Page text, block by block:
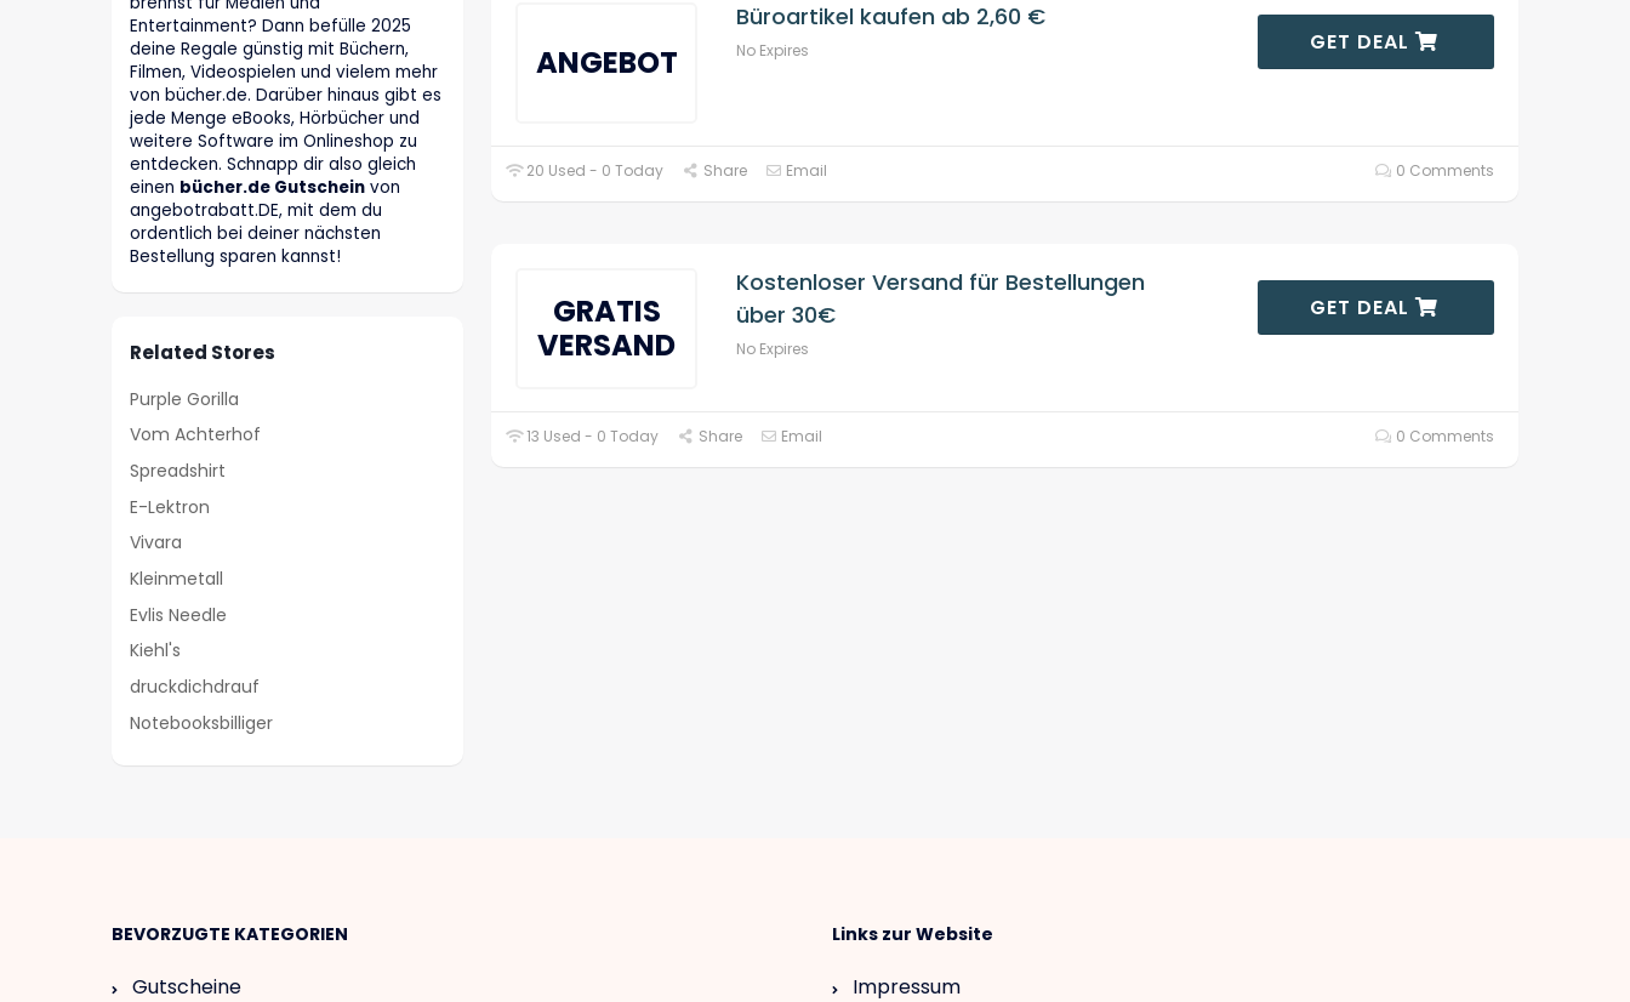
ANGEBOT
Büroartikel kaufen ab 2,60 €
No Expires GET DEAL
20 Used - 0 Today Share Email 0 Comments
GRATIS
VERSAND
Kostenloser Versand für Bestellungen
über 30€
No Expires
GET DEAL
13 Used - 0 Today Share Email 0 Comments
Entertainment? Dann befülle 2025
deine Regale günstig mit Büchern,
Filmen, Videospielen und vielem mehr
von bücher.de. Darüber hinaus gibt es
jede Menge eBooks, Hörbücher und
weitere Software im Onlineshop zu
entdecken. Schnapp dir also gleich
einen bücher.de Gutschein von
angebotrabatt.DE, mit dem du
ordentlich bei deiner nächsten
Bestellung sparen kannst!
Related Stores
Purple Gorilla
Vom Achterhof
Spreadshirt
E-Lektron
Vivara
Kleinmetall
Evlis Needle
Kiehl's
druckdichdrauf
Notebooksbilliger
BEVORZUGTE KATEGORIEN
Gutscheine
Links zur Website
Impressum